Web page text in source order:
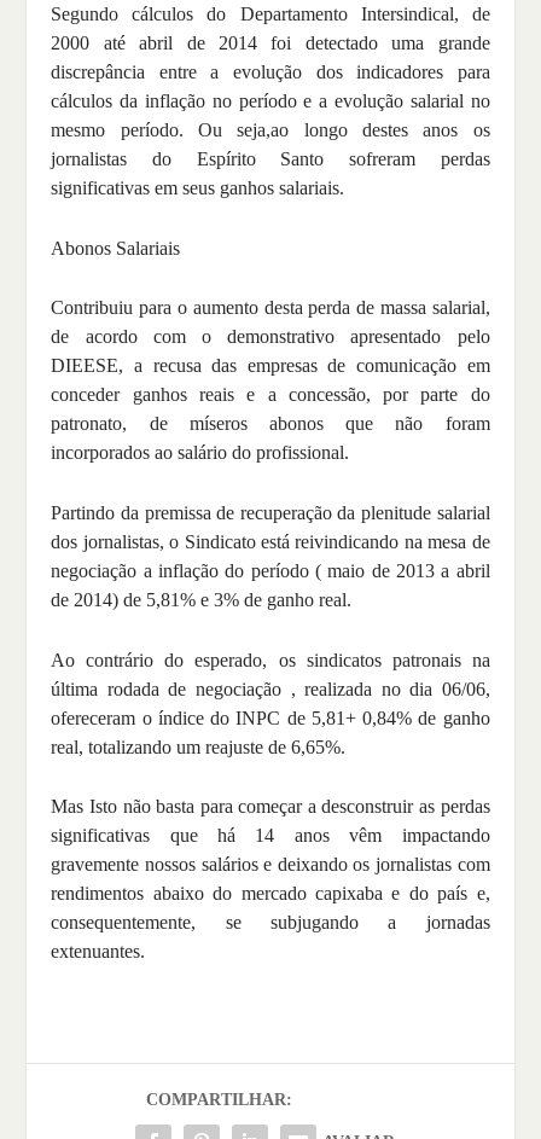
Segundo cálculos do Departamento Intersindical, de
2000 até abril de 2014 foi detectado uma grande
discrepância entre a evolução dos indicadores para
cálculos da inflação no período e a evolução salarial no
mesmo período. Ou seja,ao longo destes anos os
jornalistas do Espírito Santo sofreram perdas
significativas em seus ganhos salariais.
Abonos Salariais
Contribuiu para o aumento desta perda de massa salarial,
de acordo com o demonstrativo apresentado pelo
DIEESE, a recusa das empresas de comunicação em
conceder ganhos reais e a concessão, por parte do
patronato, de míseros abonos que não foram
incorporados ao salário do profissional.
Partindo da premissa de recuperação da plenitude salarial
dos jornalistas, o Sindicato está reivindicando na mesa de
negociação a inflação do período ( maio de 2013 a abril
de 2014) de 5,81% e 3% de ganho real.
Ao contrário do esperado, os sindicatos patronais na
última rodada de negociação , realizada no dia 06/06,
ofereceram o índice do INPC de 5,81+ 0,84% de ganho
real, totalizando um reajuste de 6,65%.
Mas Isto não basta para começar a desconstruir as perdas
significativas que há 14 anos vêm impactando
gravemente nossos salários e deixando os jornalistas com
rendimentos abaixo do mercado capixaba e do país e,
consequentemente, se subjugando a jornadas
extenuantes.
COMPARTILHAR: